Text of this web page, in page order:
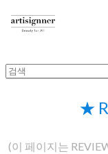
★
(이 페이지는